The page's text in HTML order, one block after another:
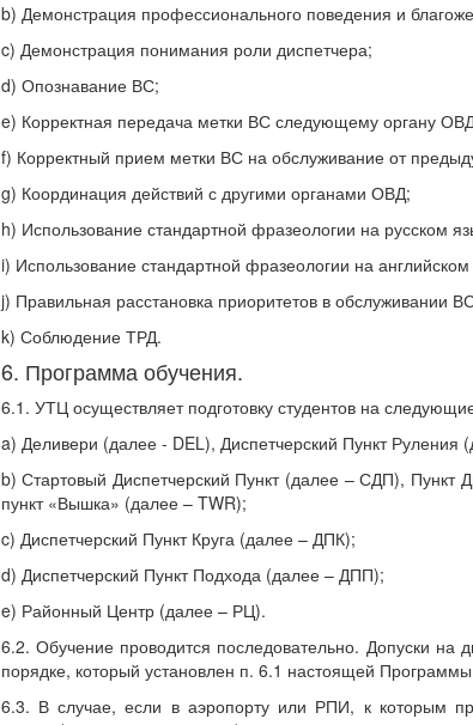
b) Демонстрация профессионального поведения и
c) Демонстрация понимания роли диспетчера;
d) Опознавание ВС;
e) Корректная передача метки ВС следующему органу
f) Корректный прием метки ВС на обслуживание от
g) Координация действий с другими органами ОВД;
h) Использование стандартной фразеологии на русском
i) Использование стандартной фразеологии на английском
j) Правильная расстановка приоритетов в обслуживании
k) Соблюдение ТРД.
6. Программа обучения.
6.1. УТЦ осуществляет подготовку студентов на
a) Деливери (далее - DEL), Диспетчерский Пункт Руления
b) Стартовый Диспетчерский Пункт (далее – СДП), Пункт
пункт «Вышка» (далее – TWR);
c) Диспетчерский Пункт Круга (далее – ДПК);
d) Диспетчерский Пункт Подхода (далее – ДПП);
e) Районный Центр (далее – РЦ).
6.2. Обучение проводится последовательно. Допуски на
порядке, который установлен п. 6.1 настоящей
6.3. В случае, если в аэропорту или РПИ, к которым